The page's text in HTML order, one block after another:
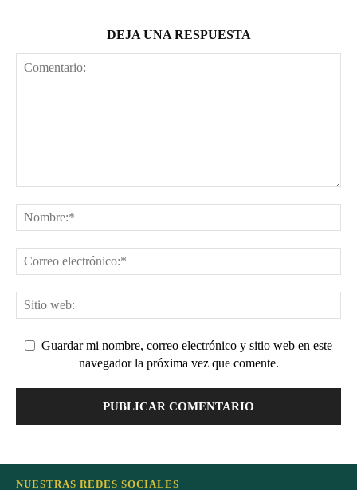
DEJA UNA RESPUESTA
Guardar mi nombre, correo electrónico y sitio web en este
navegador la próxima vez que comente.
NUESTRAS REDES SOCIALES